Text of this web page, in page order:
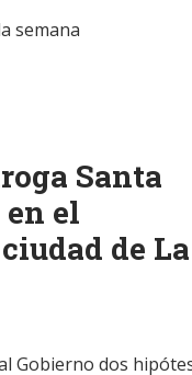
semana
Santa
el
de La
Gobierno dos